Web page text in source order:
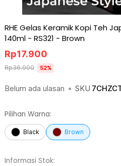
RHE Gelas Keramik Kopi Teh
140ml - RS321 - Brown
Belum ada ulasan • SKU
Rp17.900
Rp36.900 52%
Pilihan Warna:
Black Brown
Informasi Stok: